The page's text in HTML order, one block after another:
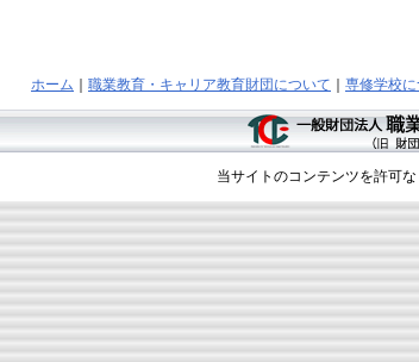
ホーム 職業教育・キャリア教育財団について 専修学校
当サイトのコンテンツを許可